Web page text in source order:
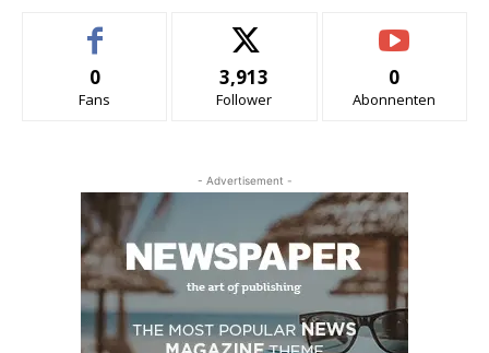
0
Fans
3,913
Follower
0
Abonnenten
- Advertisement -